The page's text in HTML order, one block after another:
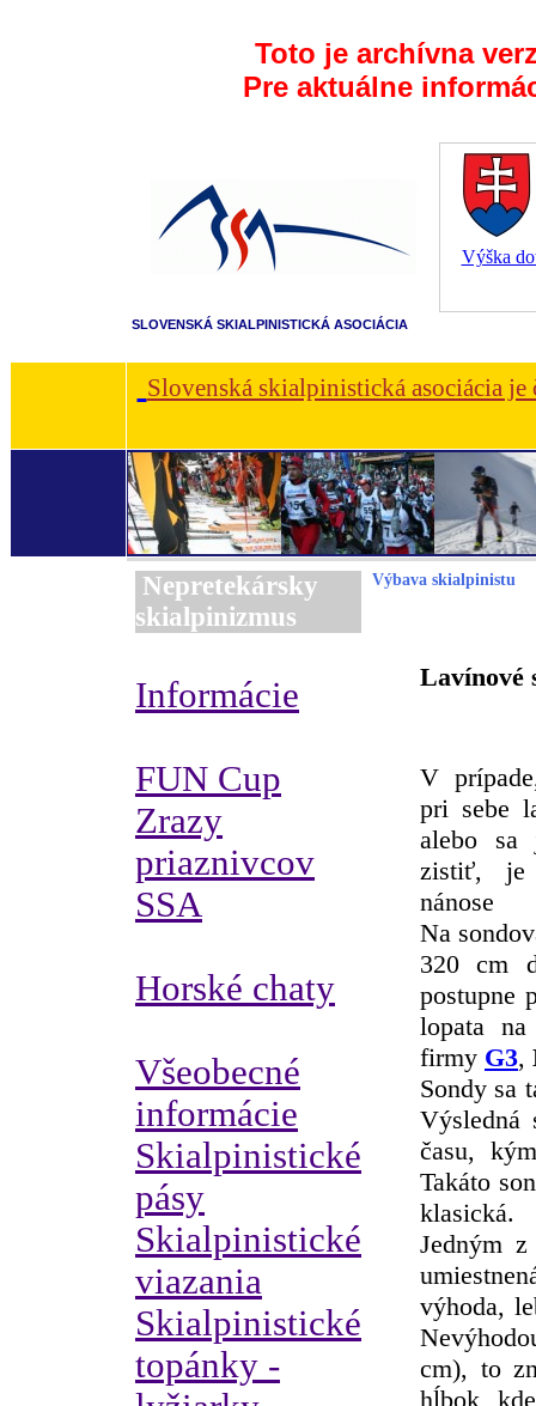
Toto je archívna
Pre aktuálne
Výška
SLOVENSKÁ SKIALPINISTICKÁ ASOCIÁCIA
Slovenská skialpinistická asociácia
Nepretekársky
skialpinizmus
Informácie
FUN Cup
Zrazy
priaznivcov
SSA
Horské chaty
Všeobecné
informácie
Skialpinistické
pásy
Skialpinistické
viazania
Skialpinistické
topánky -
Výbava skialpinistu
Lavínové
V
pri sebe
alebo sa
zistiť, je
Na
320 cm
postupne
lopata
firmy G3,
Sondy sa
Výsledná
času,
Takáto
klasická.
Jedným
výhoda,
cm), to
hĺbok,